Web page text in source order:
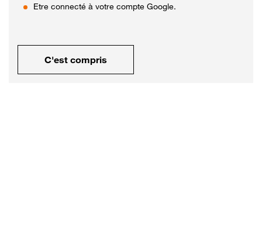
Etre connecté à votre compte Google.
C'est compris